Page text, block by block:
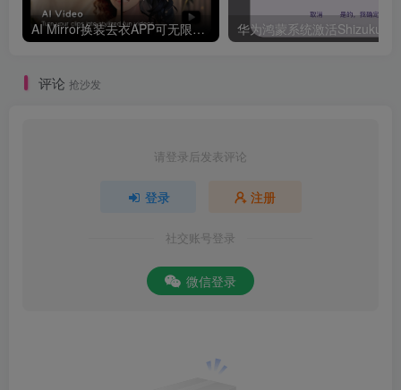
AI Mirror换装去衣APP可无限白嫖！
评论 抢沙发
请登录后发表评论
登录 注册
社交账号登录
微信登录